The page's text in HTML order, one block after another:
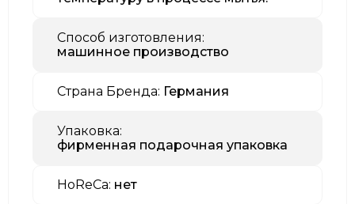
Способ изготовления:
машинное производство
Страна Бренда: Германия
Упаковка:
фирменная подарочная упаковка
HoReCa: нет